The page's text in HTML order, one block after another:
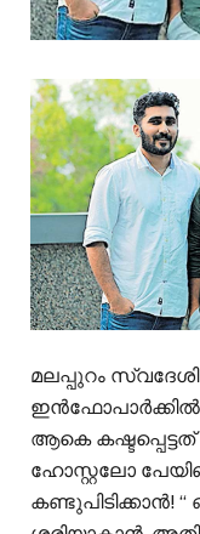
മലപ്പുറം
ആകെ
ഹോസ്റ്റലോ
കണ്ടുപിടിക്കാൻ!